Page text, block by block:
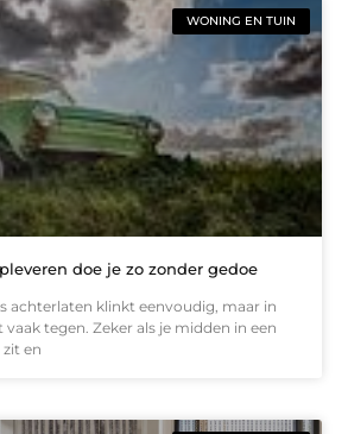
WONING EN TUIN
doe je zo zonder gedoe
achterlaten klinkt eenvoudig, maar in
tegen. Zeker als je midden in een
en